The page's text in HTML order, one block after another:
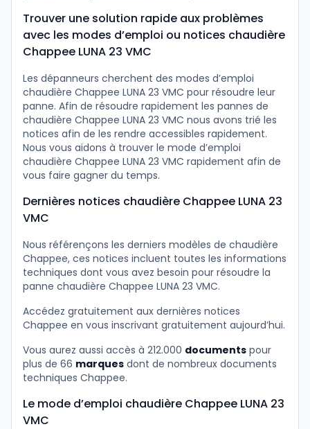
Trouver une solution rapide aux problèmes
avec les modes d’emploi ou notices chaudière
Chappee LUNA 23 VMC
Les dépanneurs cherchent des modes d’emploi
chaudière Chappee LUNA 23 VMC pour résoudre leur
panne. Afin de résoudre rapidement les pannes de
chaudière Chappee LUNA 23 VMC nous avons trié les
notices afin de les rendre accessibles rapidement.
Nous vous aidons à trouver le mode d’emploi
chaudière Chappee LUNA 23 VMC rapidement afin de
vous faire gagner du temps.
Dernières notices chaudière Chappee LUNA 23
VMC
Nous référençons les derniers modèles de chaudière
Chappee, ces notices incluent toutes les informations
techniques dont vous avez besoin pour résoudre la
panne chaudière Chappee LUNA 23 VMC.
Accédez gratuitement aux dernières notices
Chappee en vous inscrivant gratuitement aujourd’hui.
Vous aurez aussi accès à 212.000 documents pour
plus de 66 marques dont de nombreux documents
techniques Chappee.
Le mode d’emploi chaudière Chappee LUNA 23
VMC